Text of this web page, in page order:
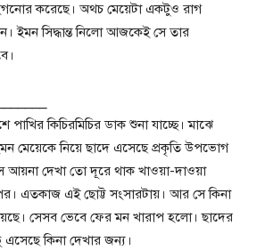
করেছে। অথচ মেয়েটা একটুও রাগ
ইমন সিদ্ধান্ত নিলো আজকেই সে তার
পাখির কিচিরমিচির ডাক শুনা যাচ্ছে। মাঝে
মেয়েকে নিয়ে ছাদে এসেছে প্রকৃতি উপভোগ
আয়না দেখা তো দূরে থাক খাওয়া-দাওয়া
এতকাজ এই ছোট্ট সংসারটায়। আর সে কিনা
সেসব ভেবে ফের মন খারাপ হলো। ছাদের
কিনা দেখার জন্য।